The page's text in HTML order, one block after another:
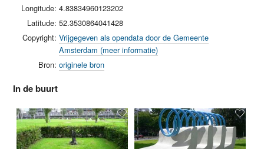
Longitude: 4.83834960123202
Latitude: 52.3530864041428
Copyright: Vrijgegeven als opendata door de Gemeente
Amsterdam (meer informatie)
Bron: originele bron
In de buurt